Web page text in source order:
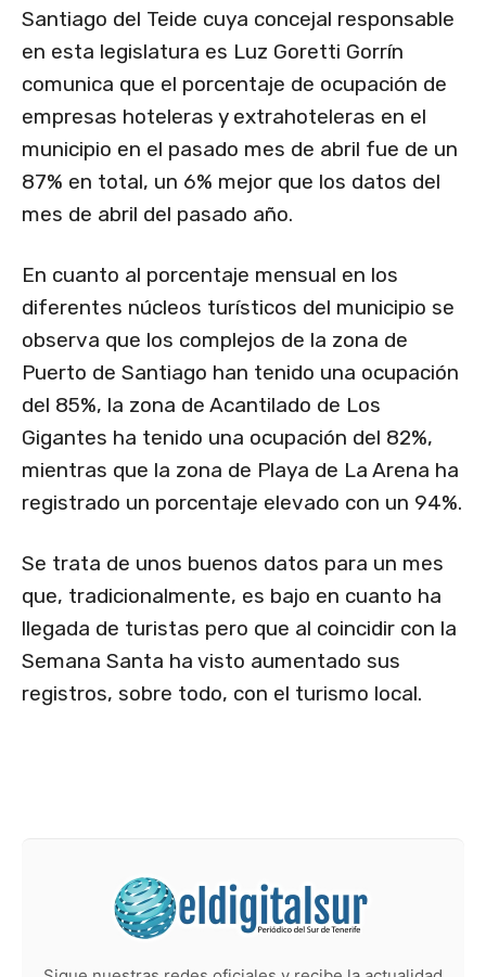
Santiago del Teide cuya concejal responsable
en esta legislatura es Luz Goretti Gorrín
comunica que el porcentaje de ocupación de
empresas hoteleras y extrahoteleras en el
municipio en el pasado mes de abril fue de un
87% en total, un 6% mejor que los datos del
mes de abril del pasado año.
En cuanto al porcentaje mensual en los
diferentes núcleos turísticos del municipio se
observa que los complejos de la zona de
Puerto de Santiago han tenido una ocupación
del 85%, la zona de Acantilado de Los
Gigantes ha tenido una ocupación del 82%,
mientras que la zona de Playa de La Arena ha
registrado un porcentaje elevado con un 94%.
Se trata de unos buenos datos para un mes
que, tradicionalmente, es bajo en cuanto ha
llegada de turistas pero que al coincidir con la
Semana Santa ha visto aumentado sus
registros, sobre todo, con el turismo local.